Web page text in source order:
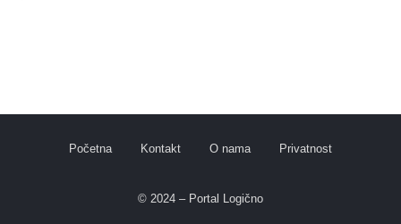
Početna Kontakt O nama Privatnost
© 2024 – Portal Logično